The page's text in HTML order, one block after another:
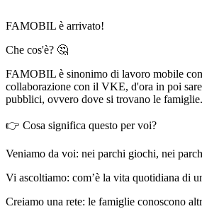
FAMOBIL è arrivato!
Che cos'è? 🤔
FAMOBIL è sinonimo di lavoro mobile
collaborazione con il VKE, d'ora in poi
pubblici, ovvero dove si trovano le famiglie.
👉 Cosa significa questo per voi?
Veniamo da voi: nei parchi giochi, nei
Vi ascoltiamo: com’è la vita quotidiana di
Creiamo una rete: le famiglie conoscono